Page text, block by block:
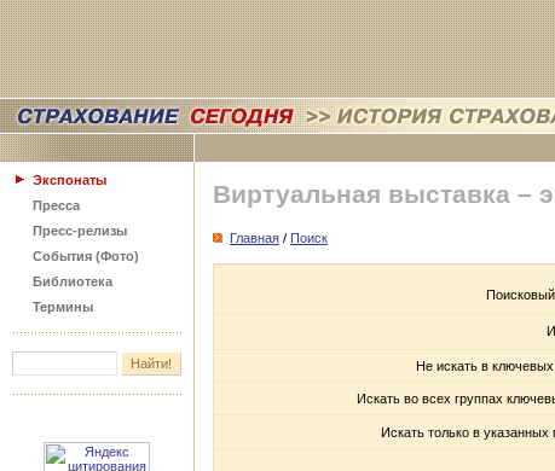
Экспонаты
Пресса
Пресс-релизы
События (Фото)
Библиотека
Термины
Виртуальная выставка –
Главная / Поиск
Не искать в
Искать во всех группах
Искать только в указанных